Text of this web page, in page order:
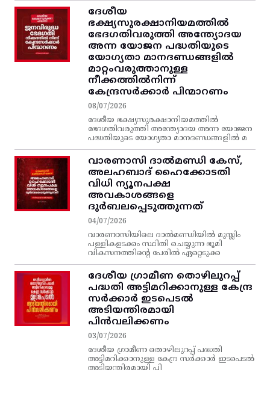
ദേശീയ
ഭക്ഷ്യസുരക്ഷാനിയമത്തിൽ
ഭേദഗതിവരുത്തി അന്ത്യോദയ
അന്ന യോജന പദ്ധതിയുടെ
യോഗ്യതാ മാനദണ്ഡങ്ങളിൽ
മാറ്റംവരുത്താനുള്ള
നീക്കത്തിൽനിന്ന്‌
കേന്ദ്രസർക്കാർ പിന്മാറണം
08/07/2026
ദേശീയ ഭക്ഷ്യസുരക്ഷാനിയമത്തിൽ
ഭേദഗതിവരുത്തി അന്ത്യോദയ അന്ന യോജന
പദ്ധതിയുടെ യോഗ്യതാ മാനദണ്ഡങ്ങളിൽ മ
വാരണാസി ദാൽമണ്ഡി കേസ്,
അലഹബാദ് ഹൈക്കോടതി
വിധി ന്യൂനപക്ഷ
അവകാശങ്ങളെ
ദുർബലപ്പെടുത്തുന്നത്
04/07/2026
വാരണാസിയിലെ ദാൽമണ്ഡിയിൽ മുസ്ലിം
പള്ളികളടക്കം സ്ഥിതി ചെയ്യുന്ന ഭൂമി
വികസനത്തിന്റെ പേരിൽ ഏറ്റെടുക്ക
ദേശീയ ഗ്രാമീണ തൊഴിലുറപ്പ്‌
പദ്ധതി അട്ടിമറിക്കാനുള്ള കേന്ദ്ര
സര്‍ക്കാര്‍ ഇടപെടല്‍
അടിയന്തിരമായി
പിന്‍വലിക്കണം
03/07/2026
ദേശീയ ഗ്രാമീണ തൊഴിലുറപ്പ്‌ പദ്ധതി
അട്ടിമറിക്കാനുള്ള കേന്ദ്ര സര്‍ക്കാര്‍ ഇടപെടല്‍
അടിയന്തിരമായി പി